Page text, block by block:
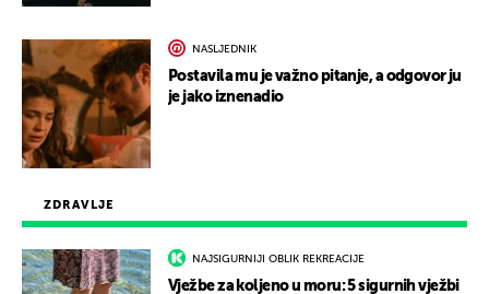
ZDRAVLJE
NAJSIGURNIJI OBLIK REKREACIJE
Vježbe za koljeno u moru: 5 sigurnih vježbi
NASLJEDNIK
Postavila mu je važno pitanje, a odgovor ju
je jako iznenadio